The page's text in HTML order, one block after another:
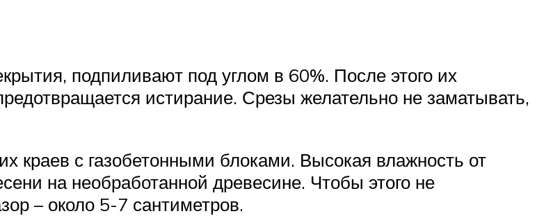
подпиливают под углом в 60%. После этого их
истирание. Срезы желательно не заматывать,
краев с газобетонными блоками. Высокая влажность от
на необработанной древесине. Чтобы этого не
– около 5-7 сантиметров.